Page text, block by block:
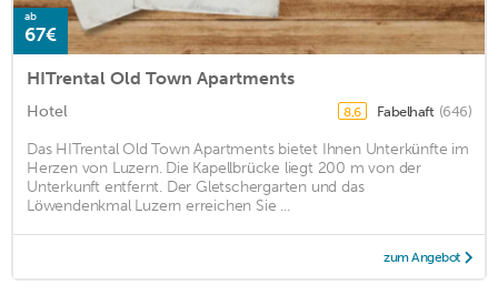
ab
67€
HITrental Old Town Apartments
Hotel 8,6 Fabelhaft (646)
Das HITrental Old Town Apartments bietet Ihnen Unterkünfte im
Herzen von Luzern. Die Kapellbrücke liegt 200 m von der
Unterkunft entfernt. Der Gletschergarten und das
Löwendenkmal Luzern erreichen Sie ...
zum Angebot